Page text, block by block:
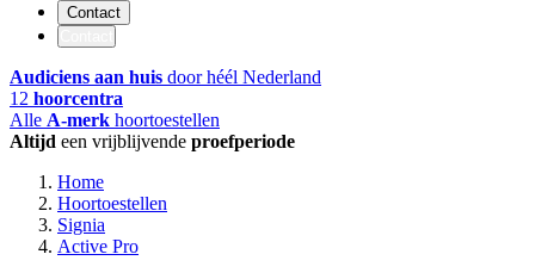
Contact
Audiciens aan huis door héél Nederland
12 hoorcentra
Alle A-merk hoortoestellen
Altijd een vrijblijvende proefperiode
Home
Hoortoestellen
Signia
Active Pro